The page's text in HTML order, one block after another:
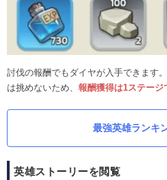
討伐の報酬でもダイヤが入手できます
は挑めないため、 報酬獲得は1ステージ
最強英雄ランキ
英雄ストーリーを閲覧